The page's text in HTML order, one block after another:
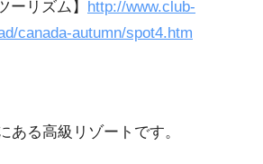
ーリズム】
http://www.club-
canada-autumn/spot4.htm
ある高級リゾートです。